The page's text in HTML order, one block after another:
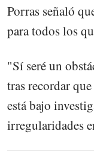
Porras señaló
para todos los
"Sí seré un
tras recordar
está bajo
irregularidades